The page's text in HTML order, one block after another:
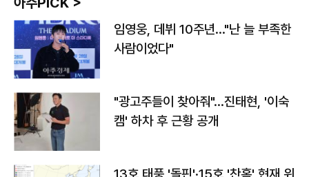
임영웅, 데뷔 10주년…"난 늘 부족한
사람이었다"
"광고주들이 찾아줘"…진태현, '이숙
캠' 하차 후 근황 공개